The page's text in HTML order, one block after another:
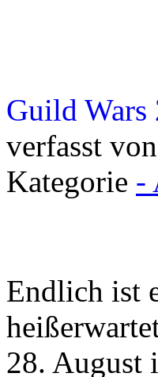
Guild Wars
verfasst
Kategorie -
Endlich ist
28. August